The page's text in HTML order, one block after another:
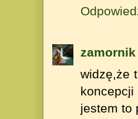
zamornik
widzę,że
jestem to